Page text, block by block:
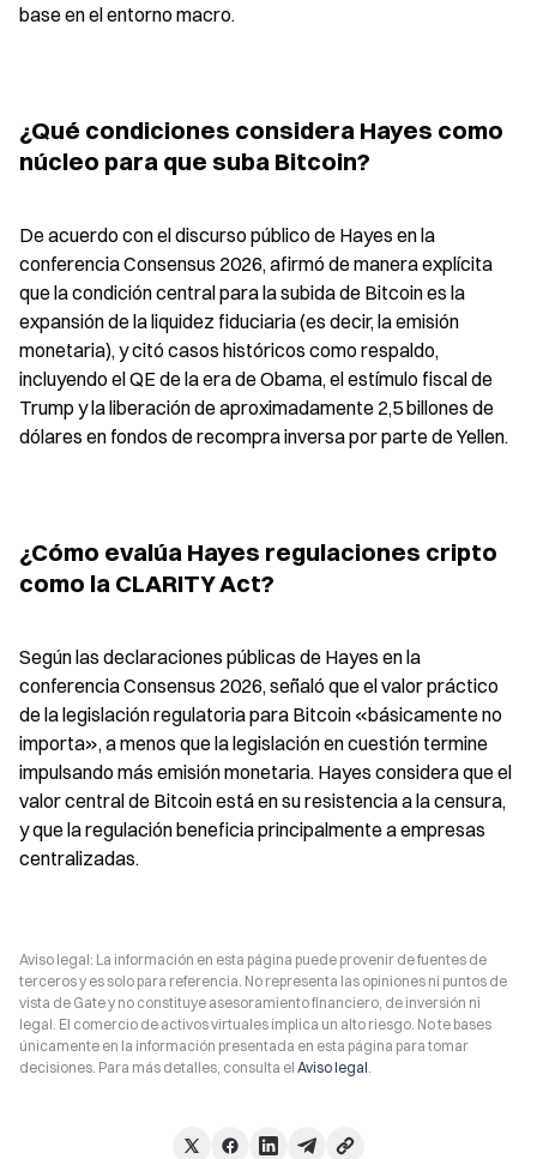
base en el entorno macro.
¿Qué condiciones considera Hayes como
núcleo para que suba Bitcoin?
De acuerdo con el discurso público de Hayes en la
conferencia Consensus 2026, afirmó de manera explícita
que la condición central para la subida de Bitcoin es la
expansión de la liquidez fiduciaria (es decir, la emisión
monetaria), y citó casos históricos como respaldo,
incluyendo el QE de la era de Obama, el estímulo fiscal de
Trump y la liberación de aproximadamente 2,5 billones de
dólares en fondos de recompra inversa por parte de Yellen.
¿Cómo evalúa Hayes regulaciones cripto
como la CLARITY Act?
Según las declaraciones públicas de Hayes en la
conferencia Consensus 2026, señaló que el valor práctico
de la legislación regulatoria para Bitcoin «básicamente no
importa», a menos que la legislación en cuestión termine
impulsando más emisión monetaria. Hayes considera que el
valor central de Bitcoin está en su resistencia a la censura,
y que la regulación beneficia principalmente a empresas
centralizadas.
Aviso legal: La información en esta página puede provenir de fuentes de
terceros y es solo para referencia. No representa las opiniones ni puntos de
vista de Gate y no constituye asesoramiento financiero, de inversión ni
legal. El comercio de activos virtuales implica un alto riesgo. No te bases
únicamente en la información presentada en esta página para tomar
decisiones. Para más detalles, consulta el Aviso legal.